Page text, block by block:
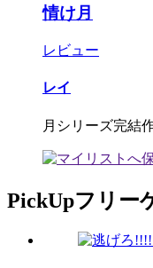
情け月
レビュー
レイ
月シリーズ完結
PickUpフリー